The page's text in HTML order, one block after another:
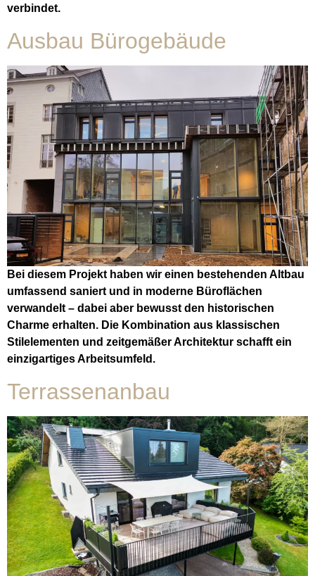
verbindet.
Ausbau Bürogebäude
Bei diesem Projekt haben wir einen bestehenden Altbau
umfassend saniert und in moderne Büroflächen
verwandelt – dabei aber bewusst den historischen
Charme erhalten. Die Kombination aus klassischen
Stilelementen und zeitgemäßer Architektur schafft ein
einzigartiges Arbeitsumfeld.
Terrassenanbau